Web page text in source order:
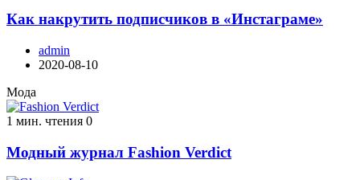
Как накрутить подписчиков в «Инстаграме»
admin
2020-08-10
Мода
1 мин. чтения 0
Модный журнал Fashion Verdict